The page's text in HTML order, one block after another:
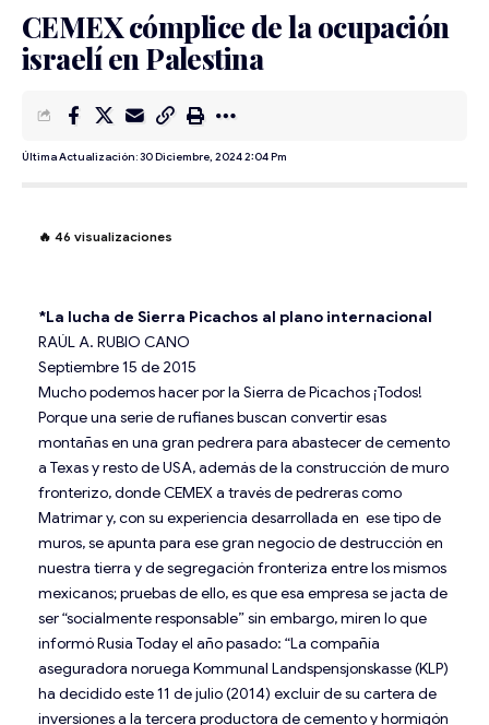
CEMEX cómplice de la ocupación
israelí en Palestina
Última Actualización: 30 Diciembre, 2024 2:04 Pm
🔥 46 visualizaciones
*La lucha de Sierra Picachos al plano internacional
RAÚL A. RUBIO CANO
Septiembre 15 de 2015
Mucho podemos hacer por la Sierra de Picachos ¡Todos!
Porque una serie de rufianes buscan convertir esas
montañas en una gran pedrera para abastecer de cemento
a Texas y resto de USA, además de la construcción de muro
fronterizo, donde CEMEX a través de pedreras como
Matrimar y, con su experiencia desarrollada en ese tipo de
muros, se apunta para ese gran negocio de destrucción en
nuestra tierra y de segregación fronteriza entre los mismos
mexicanos; pruebas de ello, es que esa empresa se jacta de
ser “socialmente responsable” sin embargo, miren lo que
informó Rusia Today el año pasado: “La compañía
aseguradora noruega Kommunal Landspensjonskasse (KLP)
ha decidido este 11 de julio (2014) excluir de su cartera de
inversiones a la tercera productora de cemento y hormigón